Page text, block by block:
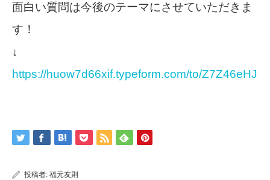
面白い質問は今後のテーマにさせていただきま
す！
↓
https://huow7d66xif.typeform.com/to/Z7Z46eHJ
投稿者: 福元友則